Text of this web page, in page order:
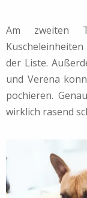
Am zweiten
der Liste.
und Verena
pochieren.
wirklich rasend